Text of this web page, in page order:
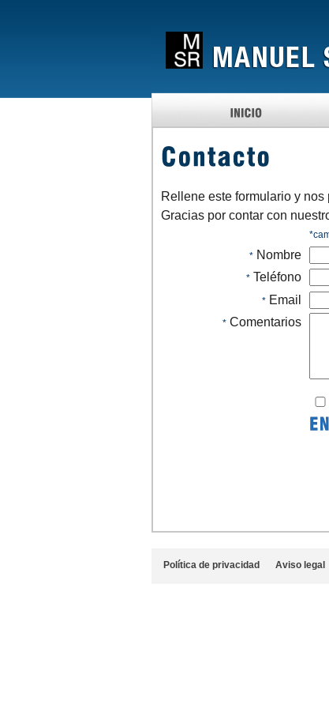
Rellene este formulario y
Gracias por contar con
*
* Nombre
* Teléfono
* Email
* Comentarios
Política de privacidad Aviso legal